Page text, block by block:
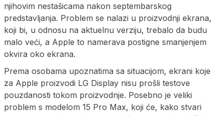
njihovim nestašicama nakon septembarskog
predstavljanja. Problem se nalazi u proizvodnji ekrana,
koji bi, u odnosu na aktuelnu verziju, trebalo da budu
malo veći, a Apple to namerava postigne smanjenjem
okvira oko ekrana.
Prema osobama upoznatima sa situacijom, ekrani koje
za Apple proizvodi LG Display nisu prošli testove
pouzdanosti tokom proizvodnje. Posebno je veliki
problem s modelom 15 Pro Max, koji će, kako stvari